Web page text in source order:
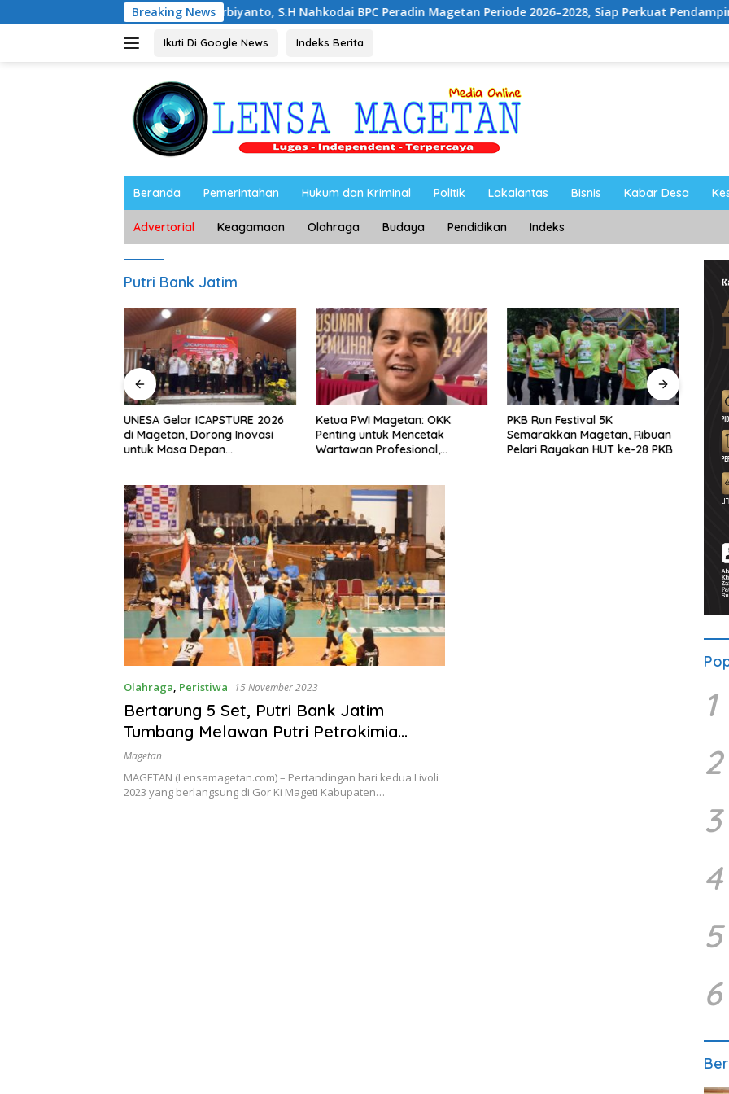
ke
Breaking News
Noorbiyanto, S.H Nahkodai BPC Peradin Magetan Periode 2026–2028, Siap Perkuat Pendampingan Hukum
Ikuti Di Google News Indeks Berita
Beranda Pemerintahan Hukum dan Kriminal Politik Lakalantas Bisnis Kabar Desa
Advertorial Keagamaan Olahraga Budaya Pendidikan Indeks
Putri Bank Jatim
UNESA Gelar ICAPSTURE 2026
di Magetan, Dorong Inovasi
untuk Masa Depan
Ketua PWI Magetan: OKK
Penting untuk Mencetak
Wartawan Profesional,
PKB Run Festival 5K
Semarakkan Magetan, Ribuan
Pelari Rayakan HUT ke-28 PKB
Olahraga, Peristiwa 15 November 2023
Bertarung 5 Set, Putri Bank Jatim
Tumbang Melawan Putri Petrokimia
Gresik
Magetan
MAGETAN (Lensamagetan.com) – Pertandingan hari kedua Livoli
2023 yang berlangsung di Gor Ki Mageti Kabupaten…
1
2
3
4
5
6